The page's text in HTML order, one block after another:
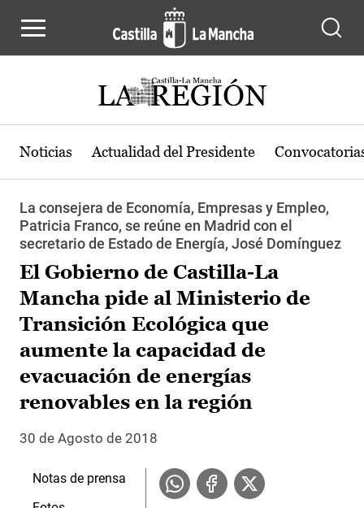
Noticias Actualidad del Presidente
La consejera de Economía, Empresas y Empleo,
Patricia Franco, se reúne en Madrid con el
secretario de Estado de Energía, José Domínguez
El Gobierno de Castilla-La
Mancha pide al Ministerio de
Transición Ecológica que
aumente la capacidad de
evacuación de energías
renovables en la región
30 de Agosto de 2018
Notas de prensa